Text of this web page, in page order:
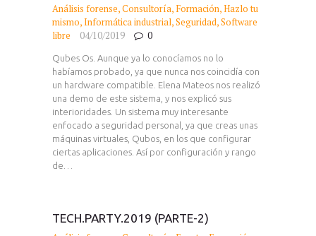
Análisis forense,Consultoría, Formación,Hazlo tu
mismo,Informática industrial,Seguridad,Software
libre
04/10/2019 0
Qubes Os. Aunque ya lo conocíamos no lo
habíamos probado, ya que nunca nos coincidía con
un hardware compatible. Elena Mateos nos realizó
una demo de este sistema, y nos explicó sus
interioridades. Un sistema muy interesante
enfocado a seguridad personal, ya que creas unas
máquinas virtuales, Qubos, en los que configurar
ciertas aplicaciones. Así por configuración y rango
de…
TECH.PARTY.2019 (PARTE-2)